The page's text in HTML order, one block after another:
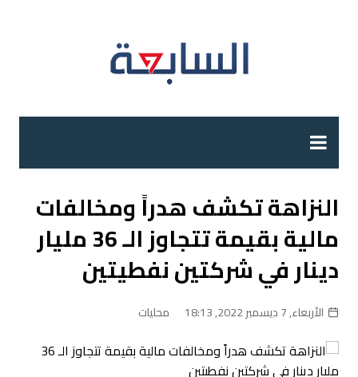
النزاهة تكشف هدراً ومخالفات
مالية بقيمة تتجاوز الـ 36 مليار
دينار في شركتين نفطيتين
الأربعاء, 7 ديسمبر 2022, 18:13 محليات